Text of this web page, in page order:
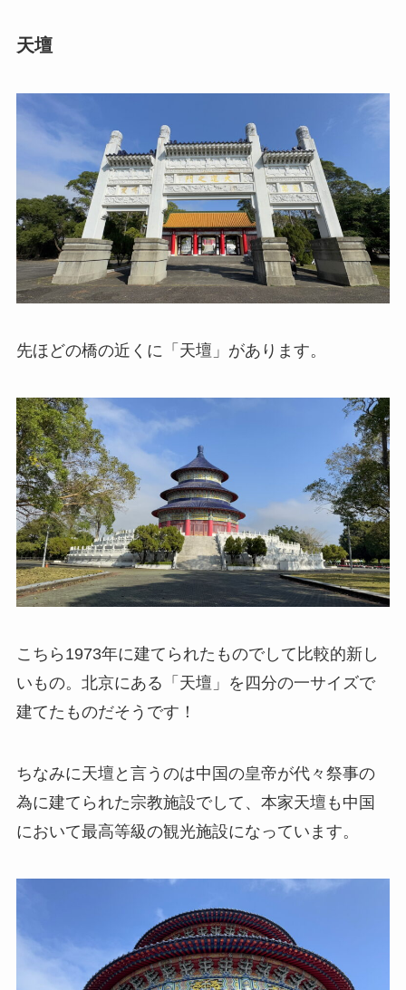
天壇
先ほどの橋の近くに「天壇」があります。
こちら1973年に建てられたものでして比較的新し
いもの。北京にある「天壇」を四分の一サイズで
建てたものだそうです！
ちなみに天壇と言うのは中国の皇帝が代々祭事の
為に建てられた宗教施設でして、本家天壇も中国
において最高等級の観光施設になっています。